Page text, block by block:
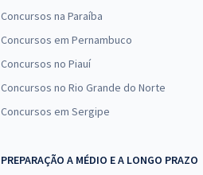
Concursos na Paraíba
Concursos em Pernambuco
Concursos no Piauí
Concursos no Rio Grande do Norte
Concursos em Sergipe
PREPARAÇÃO A MÉDIO E A LONGO PRAZO